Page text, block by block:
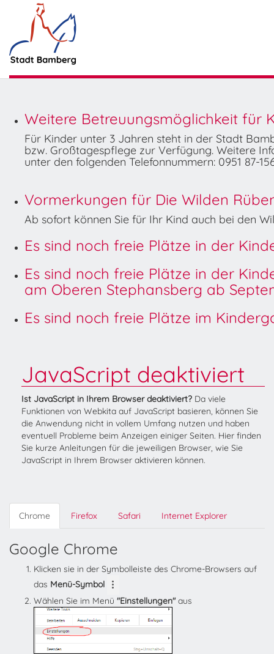
Weitere Betreuungsmöglichkeit für
Für Kinder unter 3 Jahren steht in der Stadt
bzw. Großtagespflege zur Verfügung. Weitere
unter den folgenden Telefonnummern: 0951 87-
Vormerkungen für Die Wilden
Ab sofort können Sie für Ihr Kind auch bei den
Es sind noch freie Plätze in der
Es sind noch freie Plätze in der
am Oberen Stephansberg ab
Es sind noch freie Plätze im
JavaScript deaktiviert
Ist JavaScript in Ihrem Browser deaktiviert? Da viele
Funktionen von Webkita auf JavaScript basieren, können Sie
die Anwendung nicht in vollem Umfang nutzen und haben
eventuell Probleme beim Anzeigen einiger Seiten. Hier finden
Sie kurze Anleitungen für die jeweiligen Browser, wie Sie
JavaScript in Ihrem Browser aktivieren können.
Chrome Firefox Safari Internet Explorer
Google Chrome
Klicken sie in der Symbolleiste des Chrome-Browsers auf
das Menü-Symbol
Wählen Sie im Menü "Einstellungen"aus